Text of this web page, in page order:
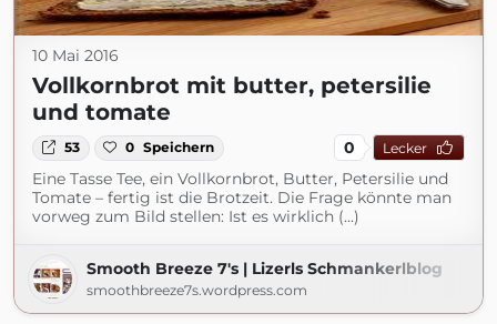
10 Mai 2016
Vollkornbrot mit butter, petersilie
und tomate
53 0 Speichern 0 Lecker
Eine Tasse Tee, ein Vollkornbrot, Butter, Petersilie und
Tomate – fertig ist die Brotzeit. Die Frage könnte man
vorweg zum Bild stellen: Ist es wirklich (...)
Smooth Breeze 7's | Lizerls Schmankerlblog
smoothbreeze7s.wordpress.com